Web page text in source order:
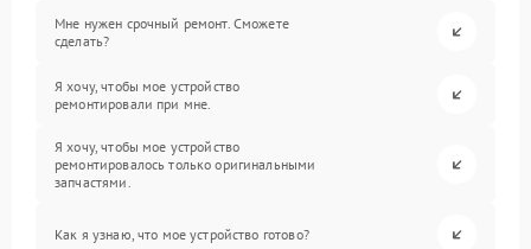
Мне нужен срочный ремонт. Сможете
сделать?
Я хочу, чтобы мое устройство
ремонтировали при мне.
Я хочу, чтобы мое устройство
ремонтировалось только оригинальными
запчастями.
Как я узнаю, что мое устройство готово?